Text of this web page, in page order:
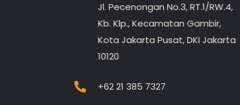
Jl. Pecenongan No.3, RT.1/RW.4,
Kb. Klp., Kecamatan Gambir,
Kota Jakarta Pusat, DKI Jakarta
10120
+62 21 385 7327